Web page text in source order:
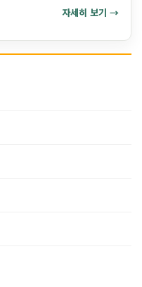
습니다. 오피스텔이란
오피스텔 취득시...
자세히 보기 →